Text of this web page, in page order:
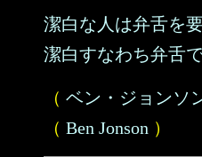
潔白な人は弁舌を要
潔白すなわち弁舌
（ ベン・ジョンソ
（ Ben Jonson ）